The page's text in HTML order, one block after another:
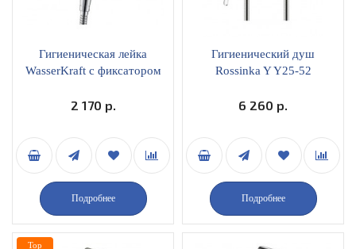
Гигиеническая лейка
WasserKraft с фиксатором
2 170 р.
Подробнее
Гигиенический душ
Rossinka Y Y25-52
6 260 р.
Подробнее
Top